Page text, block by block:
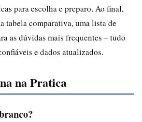
para escolha e preparo. Ao final,
tabela comparativa, uma lista de
as dúvidas mais frequentes – tudo
e dados atualizados.
na Pratica